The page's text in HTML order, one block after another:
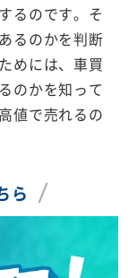
るのです。そ
るのかを判断
めには、車買
のかを知って
値で売れるの
ら